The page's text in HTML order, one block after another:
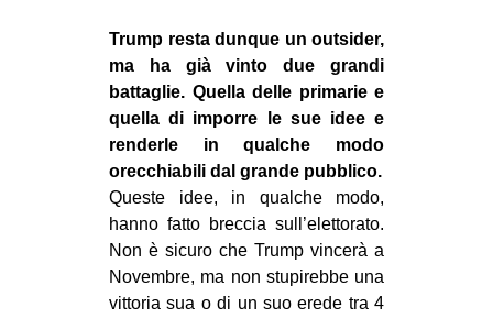
Trump resta dunque un outsider,
ma ha già vinto due grandi
battaglie. Quella delle primarie e
quella di imporre le sue idee e
renderle in qualche modo
orecchiabili dal grande pubblico.
Queste idee, in qualche modo,
hanno fatto breccia sull’elettorato.
Non è sicuro che Trump vincerà a
Novembre, ma non stupirebbe una
vittoria sua o di un suo erede tra 4